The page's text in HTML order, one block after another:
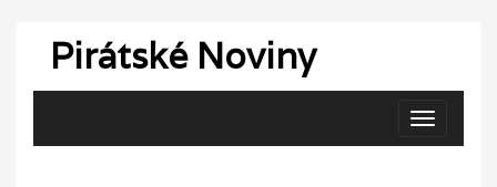
Pirátské Noviny
Zobrazit
navigaci